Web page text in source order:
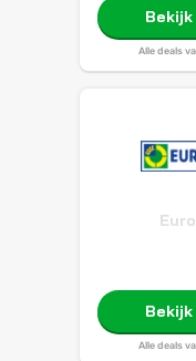
Alle deals
Alle deals